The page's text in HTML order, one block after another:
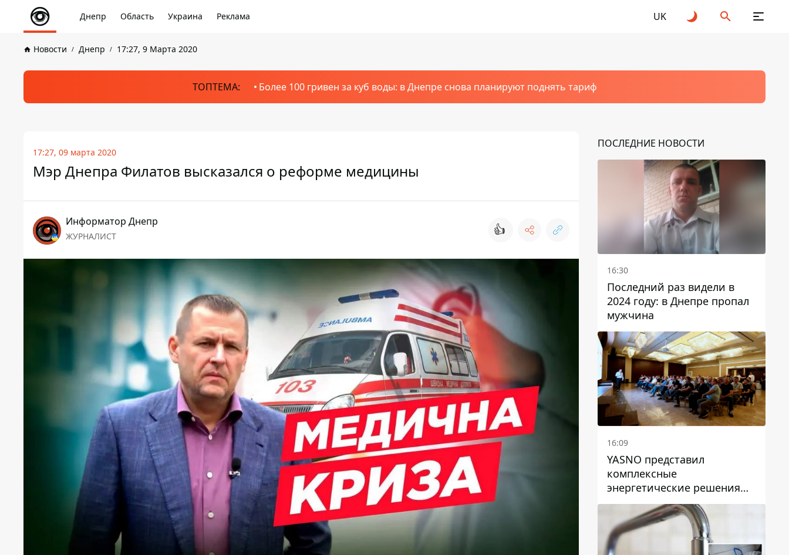
Днепр Область Украина Реклама UK
Новости Днепр 17:27, 9 Марта 2020
ТОПТЕМА: Более 100 гривен за куб воды: в Днепре снова планируют поднять тариф
17:27, 09 марта 2020
Мэр Днепра Филатов высказался о реформе медицины
Информатор Днепр
ЖУРНАЛИСТ 👍
ПОСЛЕДНИЕ НОВОСТИ
16:30
Последний раз видели в
2024 году: в Днепре пропал
мужчина
16:09
YASNO представил
комплексные
энергетические решения
для бизнеса в Днепре